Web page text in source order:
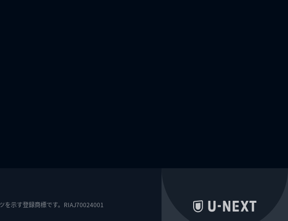
を示す登録商標です。RIAJ70024001